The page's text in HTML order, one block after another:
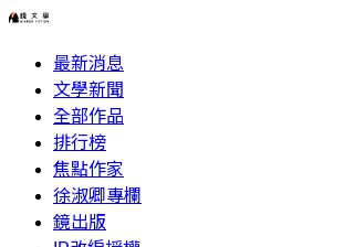
最新消息
文學新聞
全部作品
排行榜
焦點作家
徐淑卿專欄
鏡出版